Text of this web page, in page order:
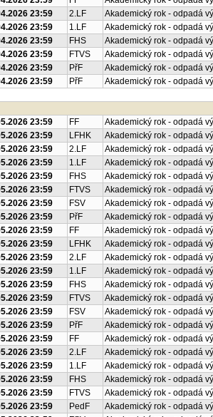
23:59 2.LF
Akademický rok - odpadá
23:59 1.LF
Akademický rok - odpadá
23:59 FHS
Akademický rok - odpadá
23:59 FTVS
Akademický rok - odpadá
23:59 PřF
Akademický rok - odpadá
23:59 PřF Akademický rok - odpadá
23:59 FF
Akademický rok - odpadá
23:59 LFHK
Akademický rok - odpadá
23:59 2.LF
Akademický rok - odpadá
23:59 1.LF
Akademický rok - odpadá
23:59 FHS
Akademický rok - odpadá
23:59 FTVS
Akademický rok - odpadá
23:59 FSV
Akademický rok - odpadá
23:59 PřF
Akademický rok - odpadá
23:59 FF
Akademický rok - odpadá
23:59 LFHK
Akademický rok - odpadá
23:59 2.LF
Akademický rok - odpadá
23:59 1.LF
Akademický rok - odpadá
23:59 FHS
Akademický rok - odpadá
23:59 FTVS
Akademický rok - odpadá
23:59 FSV
Akademický rok - odpadá
23:59 PřF
Akademický rok - odpadá
23:59 FF
Akademický rok - odpadá
23:59 2.LF
Akademický rok - odpadá
23:59 1.LF
Akademický rok - odpadá
23:59 FHS
Akademický rok - odpadá
23:59 FTVS
Akademický rok - odpadá
23:59 PedF
Akademický rok - odpadá